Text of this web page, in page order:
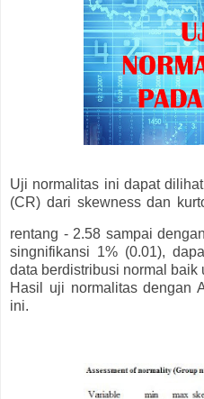
Uji normalitas ini dapat
(CR) dari skewness dan
rentang - 2.58 sampai
singnifikansi 1% (0.01),
data berdistribusi normal baik
Hasil uji normalitas dengan
ini.